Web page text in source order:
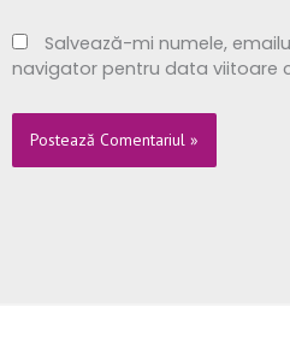
Salvează-mi numele,
navigator pentru data viitoare